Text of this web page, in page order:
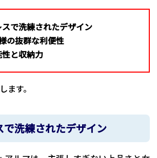
で洗練されたデザイン
の抜群な利便性
と収納力
ます。
で洗練されたデザイン